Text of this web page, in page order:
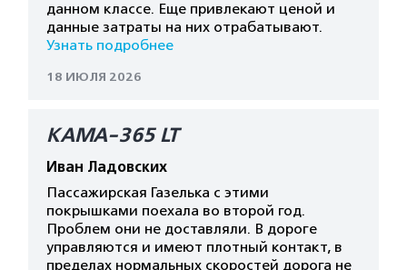
данном классе. Еще привлекают ценой и
данные затраты на них отрабатывают.
Узнать подробнее
18 ИЮЛЯ 2026
КАМА-365 LT
Иван Ладовских
Пассажирская Газелька с этими
покрышками поехала во второй год.
Проблем они не доставляли. В дороге
управляются и имеют плотный контакт, в
пределах нормальных скоростей дорога не